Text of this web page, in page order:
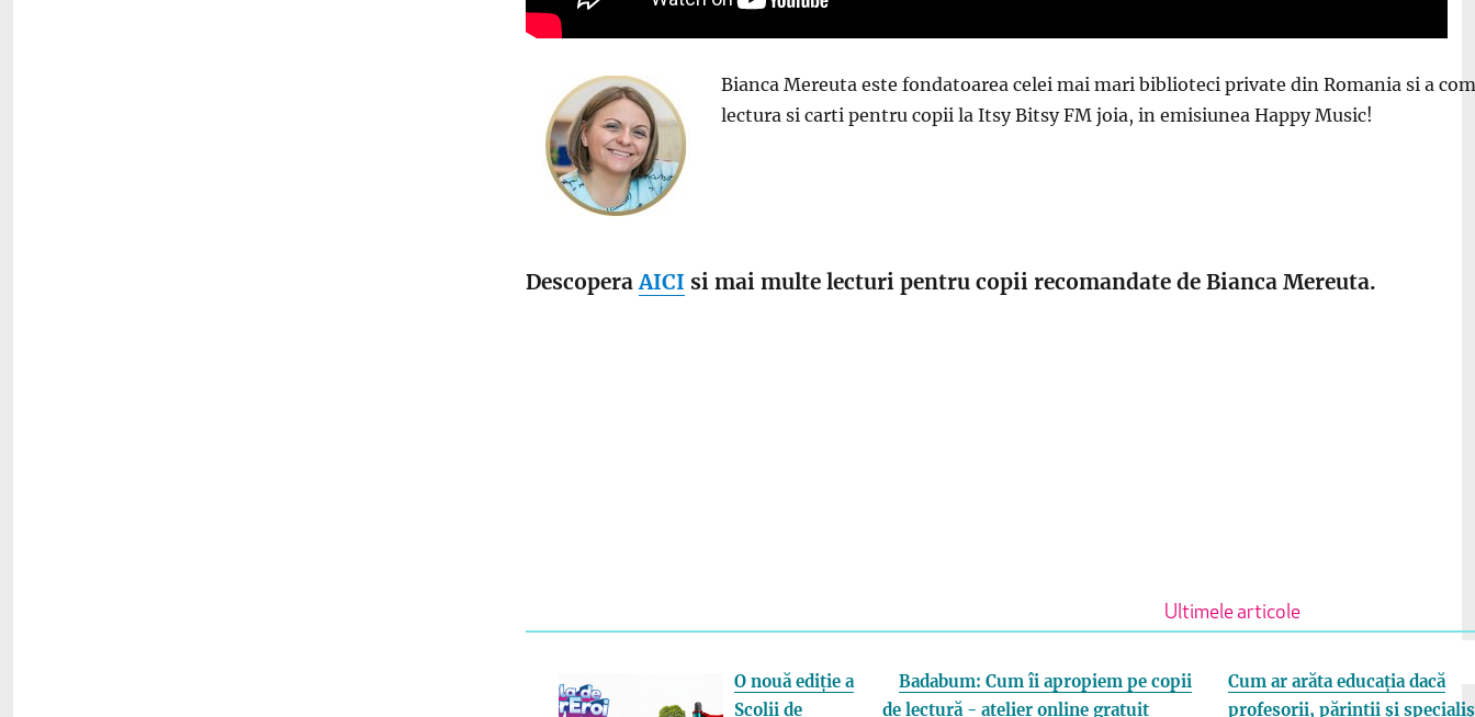
Bianca Mereuta este fondatoarea celei mai mari biblioteci private din Romania si a
lectura si carti pentru copii la Itsy Bitsy FM joia, in emisiunea Happy Music!
DescoperaAICI si mai multe lecturi pentru copii recomandate de Bianca Mereuta.
Ultimele articole
O nouă ediție a
Școlii de
Badabum: Cum îi apropiem pe copii
de lectură - atelier online gratuit
Cum ar arăta educația dacă
profesorii, părinții și